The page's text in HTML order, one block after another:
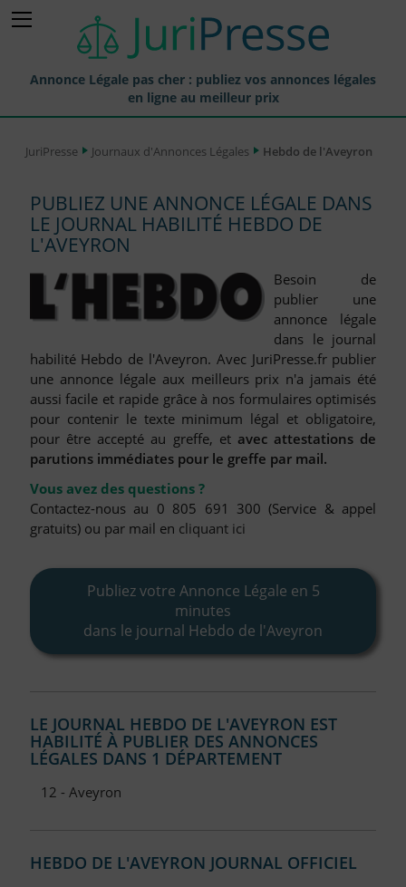
Annonce Légale pas cher : publiez vos annonces légales
en ligne au meilleur prix
Tarif et Prix d'une Annonce Légale
Journaux Habilités (JAL) Annonces Légales
Départements pour la Publication d'Annonces Légales
Liste des Greffes
Le Blog pour les Entreprises
Nous Contacter
Compte PRO
JuriPresse Journaux d'Annonces Légales Hebdo de l'Aveyron
PUBLIEZ UNE ANNONCE LÉGALE DANS
LE JOURNAL HABILITÉ HEBDO DE
L'AVEYRON
Besoin de
publier une
annonce légale
dans le journal
habilité Hebdo de l'Aveyron. Avec JuriPresse.fr publier
une annonce légale aux meilleurs prix n'a jamais été
aussi facile et rapide grâce à nos formulaires optimisés
pour contenir le texte minimum légal et obligatoire,
pour être accepté au greffe, et avec attestations de
parutions immédiates pour le greffe par mail.
Vous avez des questions ?
Contactez-nous au 0 805 691 300 (Service & appel
gratuits) ou par mail en cliquant ici
Publiez votre Annonce Légale en 5
minutes
dans le journal Hebdo de l'Aveyron
LE JOURNAL HEBDO DE L'AVEYRON EST
HABILITÉ À PUBLIER DES ANNONCES
LÉGALES DANS 1 DÉPARTEMENT
12 - Aveyron
HEBDO DE L'AVEYRON JOURNAL OFFICIEL